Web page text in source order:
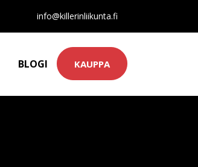
info@killerinliikunta.fi
BLOGI KAUPPA